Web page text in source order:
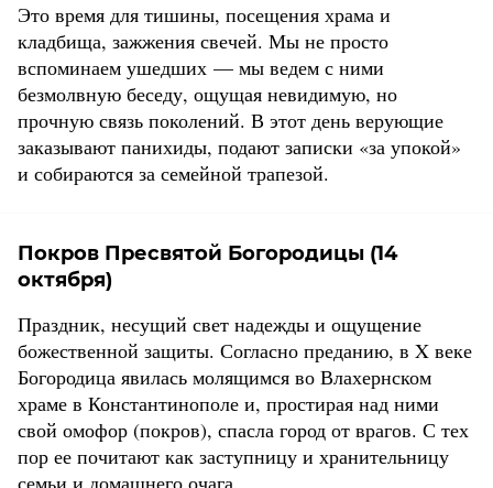
Это время для тишины, посещения храма и
кладбища, зажжения свечей. Мы не просто
вспоминаем ушедших — мы ведем с ними
безмолвную беседу, ощущая невидимую, но
прочную связь поколений. В этот день верующие
заказывают панихиды, подают записки «за упокой»
и собираются за семейной трапезой.
Покров Пресвятой Богородицы (14
октября)
Праздник, несущий свет надежды и ощущение
божественной защиты. Согласно преданию, в X веке
Богородица явилась молящимся во Влахернском
храме в Константинополе и, простирая над ними
свой омофор (покров), спасла город от врагов. С тех
пор ее почитают как заступницу и хранительницу